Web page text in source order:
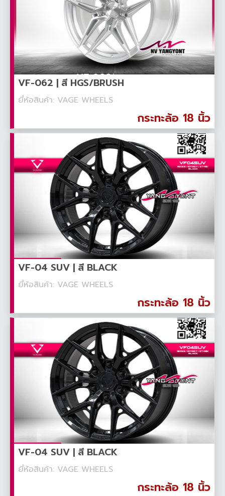
VF-062 | สี HGS/BRUSH
ยี่ห้อสินค้า: VAGE WHEELS
กระทะล้อ 18 นิ้ว
VF-04 SUV | สี BLACK
ยี่ห้อสินค้า: VAGE WHEELS
กระทะล้อ 18 นิ้ว
VF-04 SUV | สี BLACK
ยี่ห้อสินค้า: VAGE WHEELS
กระทะล้อ 18 นิ้ว